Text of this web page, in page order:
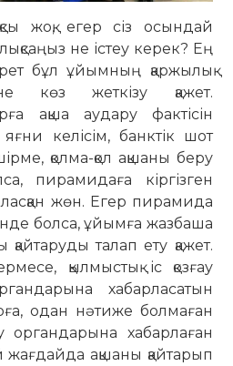
жоқ, егер сіз осындай
не істеу керек? Ең
бұл ұйымның қаржылық
көз жеткізу қажет.
ақша аудару фактісін
яғни ке­лісім, банктік шот
қолма-қол ақшаны беру
пирамидаға кіргізген
жөн. Егер пирамида
болса, ұйымға жазбаша
талап ету қажет.
қылмыстық іс қозғау
хабарласатын
одан нәтиже болмаған
органдарына хабарлаған
ақшаны қай­тарып